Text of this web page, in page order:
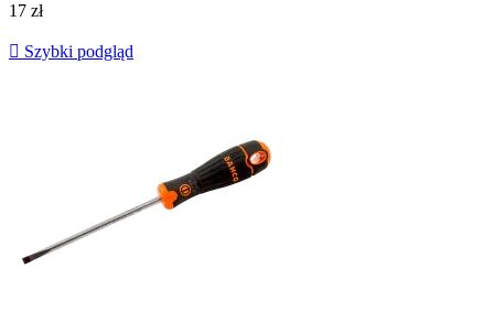
17 zł
 Szybki podgląd